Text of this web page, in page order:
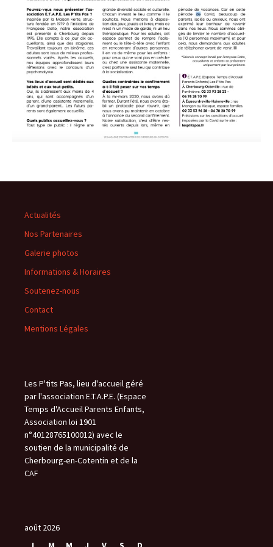
Actualités
Nos Partenaires
Galerie photos
Informations & Horaires
Soutenez-nous
Contact
Mentions Légales
Les P'tits Pas, lieu d'accueil géré
par l'association E.T.A.P.E. (Espace
Temps d'Accueil Parents Enfants,
Association loi 1901
n°40128765100012) avec le
soutien de la municipalité de
Cherbourg-en-Cotentin et de la
CAF
août 2026